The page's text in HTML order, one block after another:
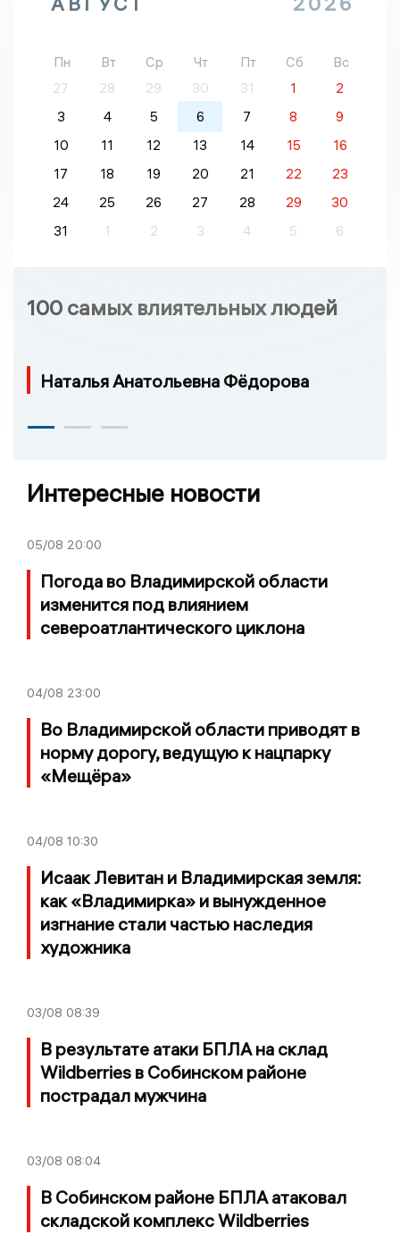
Пн Вт Ср Чт Пт Сб
Вс
27
28 29 30 31 1
2
3
4 5 6 7 8
9
10
11 12 13 14 15
16
17
18 19 20 21 22
23
24
25 26 27 28 29
30
31
1 2 3 4 5 6
100 самых влиятельных людей
Наталья Анатольевна Фёдорова
Интересные новости
05/08 20:00
Погода во Владимирской области
изменится под влиянием
североатлантического циклона
04/08 23:00
Во Владимирской области приводят в
норму дорогу, ведущую к нацпарку
«Мещёра»
04/08 10:30
Исаак Левитан и Владимирская земля:
как «Владимирка» и вынужденное
изгнание стали частью наследия
художника
03/08 08:39
В результате атаки БПЛА на склад
Wildberries в Собинском районе
пострадал мужчина
03/08 08:04
В Собинском районе БПЛА атаковал
складской комплекс Wildberries